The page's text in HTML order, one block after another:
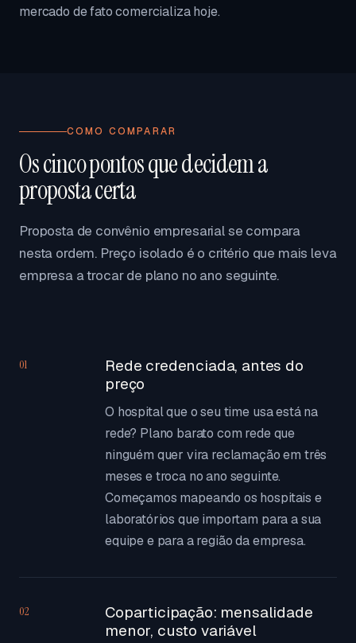
mercado de fato comercializa hoje.
COMO COMPARAR
Os cinco pontos que decidem a
proposta certa
Proposta de convênio empresarial se compara
nesta ordem. Preço isolado é o critério que mais leva
empresa a trocar de plano no ano seguinte.
01
Rede credenciada, antes do
preço
O hospital que o seu time usa está na
rede? Plano barato com rede que
ninguém quer vira reclamação em três
meses e troca no ano seguinte.
Começamos mapeando os hospitais e
laboratórios que importam para a sua
equipe e para a região da empresa.
02
Coparticipação: mensalidade
menor, custo variável